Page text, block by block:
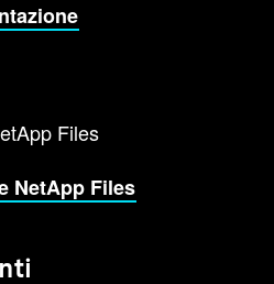
Files
NetApp Files